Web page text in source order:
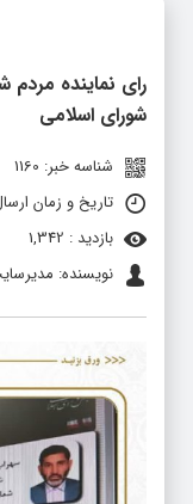
رای نماینده
شورای اسلامی
شناسه خبر: 1160
تاریخ و زمان ارسال: 28 شهریور 1402 ساعت
بازدید : 1,342
نویسنده: